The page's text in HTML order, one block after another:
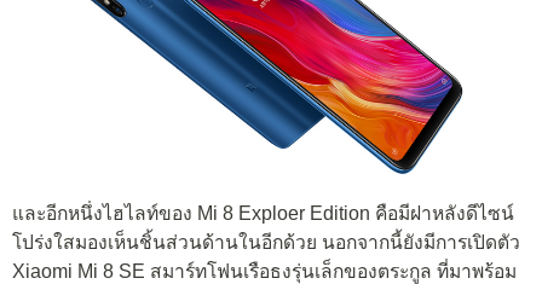
และอีกหนึ่งไฮไลท์ของ Mi 8 Exploer Edition คือมีฝาหลังดีไซน์
โปร่งใสมองเห็นชิ้นส่วนด้านในอีกด้วย นอกจากนี้ยังมีการเปิดตัว
Xiaomi Mi 8 SE สมาร์ทโฟนเรือธงรุ่นเล็กของตระกูล ที่มาพร้อม